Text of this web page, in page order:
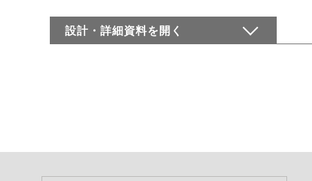
設計・詳細資料を開く